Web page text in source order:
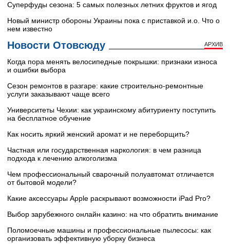
Суперфуды сезона: 5 самых полезных летних фруктов и ягод
Новый министр обороны Украины пока с приставкой и.о. Что о
нем известно
Новости Отовсюду АРХИВ
Когда пора менять велосипедные покрышки: признаки износа
и ошибки выбора
Сезон ремонтов в разгаре: какие строительно-ремонтные
услуги заказывают чаще всего
Университеты Чехии: как украинскому абитуриенту поступить
на бесплатное обучение
Как носить яркий женский аромат и не переборщить?
Частная или государственная наркология: в чем разница
подхода к лечению алкоголизма
Чем профессиональный сварочный полуавтомат отличается
от бытовой модели?
Какие аксессуары Apple раскрывают возможности iPad Pro?
Выбор зарубежного онлайн казино: на что обратить внимание
Поломоечные машины и профессиональные пылесосы: как
организовать эффективную уборку бизнеса